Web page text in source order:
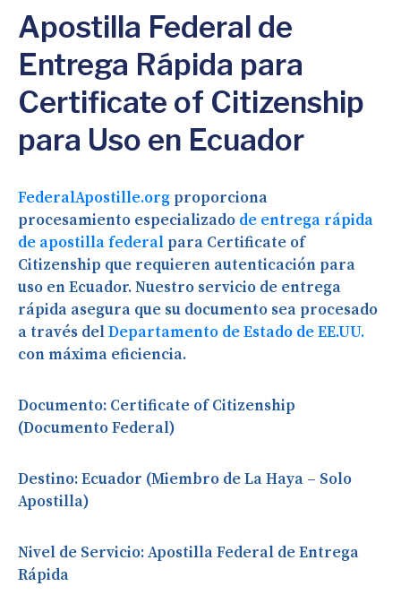
Apostilla Federal de
Entrega Rápida para
Certificate of Citizenship
para Uso en Ecuador
FederalApostille.org proporciona
procesamiento especializado de entrega rápida
de apostilla federal para Certificate of
Citizenship que requieren autenticación para
uso en Ecuador. Nuestro servicio de entrega
rápida asegura que su documento sea procesado
a través delDepartamento de Estado de EE.UU.
con máxima eficiencia.
Documento: Certificate of Citizenship
(Documento Federal)
Destino:Ecuador (Miembro de La Haya – Solo
Apostilla)
Nivel de Servicio:Apostilla Federal de Entrega
Rápida